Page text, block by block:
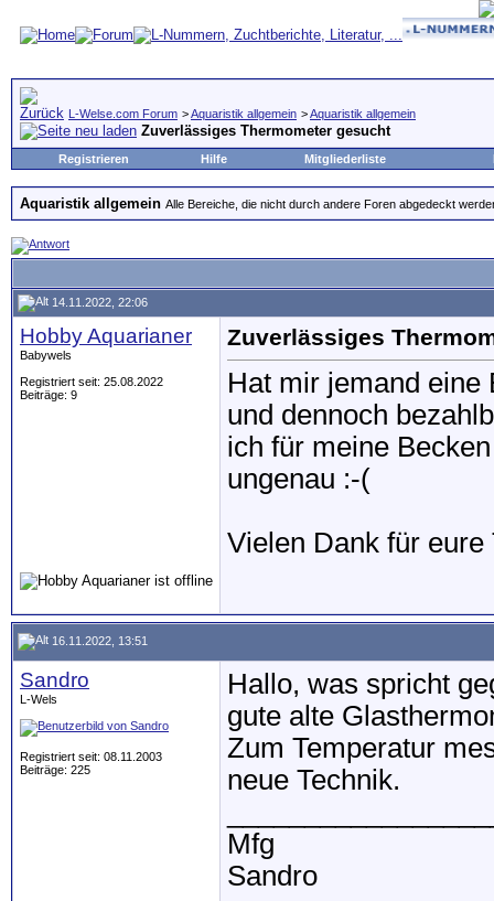
L-Welse.com Forum >Aquaristik allgemein >Aquaristik allgemein
Zuverlässiges Thermometer gesucht
Registrieren Hilfe Mitgliederliste
Aquaristik allgemein Alle Bereiche, die nicht durch andere Foren abgedeckt
14.11.2022, 22:06
Hobby Aquarianer
Babywels
Registriert seit: 25.08.2022
Beiträge: 9
Zuverlässiges
Hat mir jemand eine
und dennoch
ich für meine
ungenau :-(
Vielen Dank für eure
16.11.2022, 13:51
Sandro
L-Wels
Registriert seit: 08.11.2003
Beiträge: 225
Hallo, was spricht
gute alte
Zum Temperatur
neue Technik.
Mfg
Sandro